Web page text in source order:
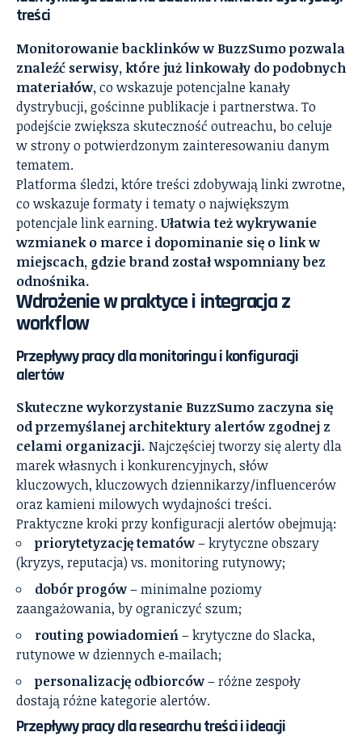
treści
Monitorowanie backlinków w BuzzSumo pozwala
znaleźć serwisy, które już linkowały do podobnych
materiałów,co wskazuje potencjalne kanały
dystrybucji, gościnne publikacje i partnerstwa. To
podejście zwiększa skuteczność outreachu, bo celuje
w strony o potwierdzonym zainteresowaniu danym
tematem.
Platforma śledzi, które treści zdobywają linki zwrotne,
co wskazuje formaty i tematy o największym
potencjale link earning.Ułatwia też wykrywanie
wzmianek o marce i dopominanie się o link w
miejscach, gdzie brand został wspomniany bez
odnośnika.
Wdrożenie w praktyce i integracja z
workflow
Przepływy pracy dla monitoringu i konfiguracji
alertów
Skuteczne wykorzystanie BuzzSumo zaczyna się
od przemyślanej architektury alertów zgodnej z
celami organizacji. Najczęściej tworzy się alerty dla
marek własnych i konkurencyjnych, słów
kluczowych, kluczowych dziennikarzy/influencerów
oraz kamieni milowych wydajności treści.
Praktyczne kroki przy konfiguracji alertów obejmują:
priorytetyzację tematów– krytyczne obszary
(kryzys, reputacja) vs. monitoring rutynowy;
dobór progów– minimalne poziomy
zaangażowania, by ograniczyć szum;
routing powiadomień– krytyczne do Slacka,
rutynowe w dziennych e‑mailach;
personalizację odbiorców– różne zespoły
dostają różne kategorie alertów.
Przepływy pracy dla researchu treści i ideacji